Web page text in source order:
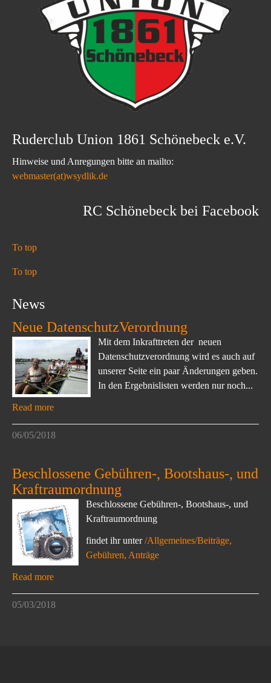
Ruderclub Union 1861 Schönebeck e.V.
Hinweise und Anregungen bitte an mailto:
webmaster(at)wsydlik.de
RC Schönebeck bei Facebook
To top
To top
News
Neue DatenschutzVerordnung
Mit dem Inkrafttreten der neuen
Datenschutzverordnung wird es auch auf
unserer Seite ein paar Änderungen geben.
In den Ergebnislisten werden nur noch...
Read more
06/05/2018
Beschlossene Gebühren-, Bootshaus-, und
Kraftraumordnung
Beschlossene Gebühren-, Bootshaus-, und
Kraftraumordnung
findet ihr unter/Allgemeines/Beiträge,
Gebühren, Anträge
Read more
05/03/2018